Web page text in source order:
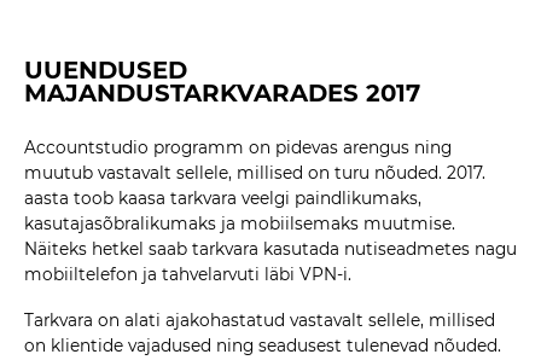
UUENDUSED
MAJANDUSTARKVARADES 2017
Accountstudio programm on pidevas arengus ning
muutub vastavalt sellele, millised on turu nõuded. 2017.
aasta toob kaasa tarkvara veelgi paindlikumaks,
kasutajasõbralikumaks ja mobiilsemaks muutmise.
Näiteks hetkel saab tarkvara kasutada nutiseadmetes nagu
mobiiltelefon ja tahvelarvuti läbi VPN-i.
Tarkvara on alati ajakohastatud vastavalt sellele, millised
on klientide vajadused ning seadusest tulenevad nõuded.